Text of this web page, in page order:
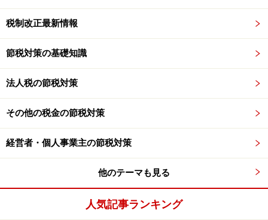
税制改正最新情報
節税対策の基礎知識
法人税の節税対策
その他の税金の節税対策
経営者・個人事業主の節税対策
他のテーマも見る
人気記事ランキング